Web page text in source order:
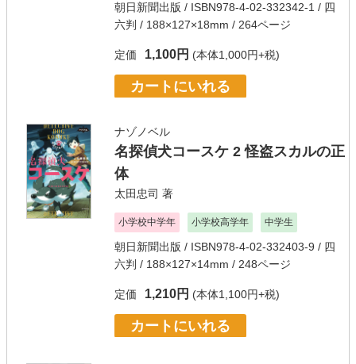
朝日新聞出版 / ISBN978-4-02-332342-1 / 四
六判 / 188×127×18mm / 264ページ
定価 1,100円 (本体1,000円+税)
カートにいれる
ナゾノベル
名探偵犬コースケ 2 怪盗スカルの正
体
太田忠司 著
小学校中学年 小学校高学年 中学生
朝日新聞出版 / ISBN978-4-02-332403-9 / 四
六判 / 188×127×14mm / 248ページ
定価 1,210円 (本体1,100円+税)
カートにいれる